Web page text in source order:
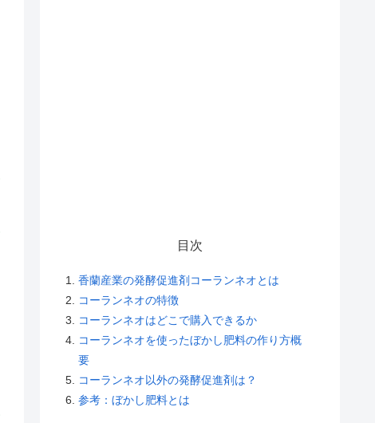
目次
香蘭産業の発酵促進剤コーランネオとは
コーランネオの特徴
コーランネオはどこで購入できるか
コーランネオを使ったぼかし肥料の作り方概
要
コーランネオ以外の発酵促進剤は？
参考：ぼかし肥料とは